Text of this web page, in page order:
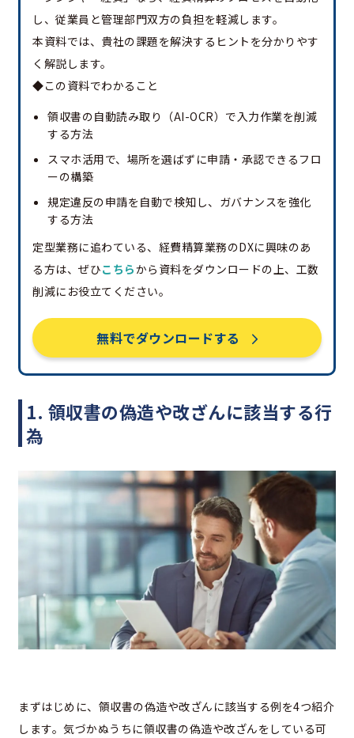
し、従業員と管理部門双方の負担を軽減します。
本資料では、貴社の課題を解決するヒントを分かりやす
く解説します。
◆この資料でわかること
領収書の自動読み取り（AI-OCR）で入力作業を削減
する方法
スマホ活用で、場所を選ばずに申請・承認できるフロ
ーの構築
規定違反の申請を自動で検知し、ガバナンスを強化
する方法
定型業務に追わている、経費精算業務のDXに興味のあ
る方は、ぜひこちらから資料をダウンロードの上、工数
削減にお役立てください。
無料でダウンロードする
1. 領収書の偽造や改ざんに該当する行
為
まずはじめに、領収書の偽造や改ざんに該当する例を4つ紹介
します。気づかぬうちに領収書の偽造や改ざんをしている可